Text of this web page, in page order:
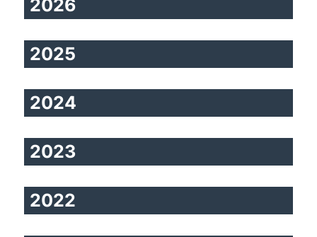
2026
2025
2024
2023
2022